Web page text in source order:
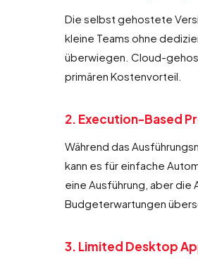
Die selbst gehostete
kleine Teams ohne
überwiegen. Cloud-
primären Kostenvorteil.
2. Execution-Based
Während das
kann es für einfache
eine Ausführung, aber
Budgeterwartungen
3. Limited Desktop